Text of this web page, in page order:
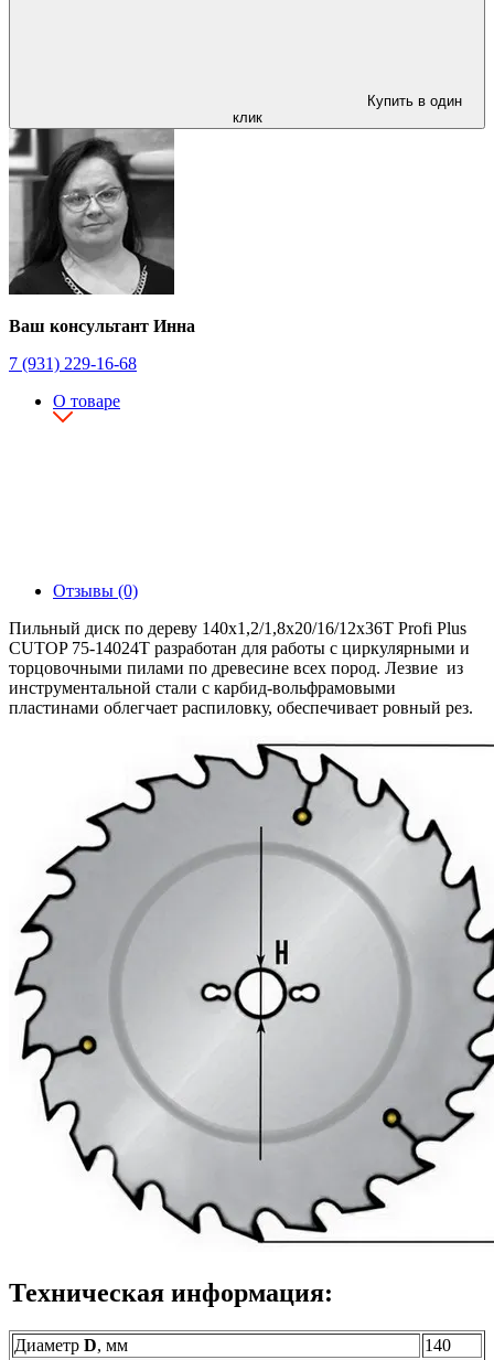
Купить в один
клик
Ваш консультант Инна
7 (931) 229-16-68
О товаре
Отзывы (0)
Пильный диск по дереву 140x1,2/1,8х20/16/12х36Т Profi Plus
CUTOP 75-14024Т разработан для работы с циркулярными и
торцовочными пилами по древесине всех пород. Лезвие из
инструментальной стали с карбид-вольфрамовыми
пластинами облегчает распиловку, обеспечивает ровный рез.
Техническая информация:
Диаметр D, мм
140